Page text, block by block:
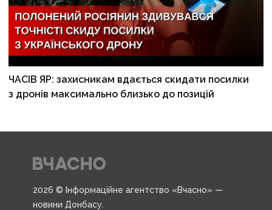
ЧАСІВ ЯР: захисникам вдається скидати посилки
з дронів максимально близько до позицій
2026 © Інформаційне агентство «Вчасно» —
новини Донбасу.